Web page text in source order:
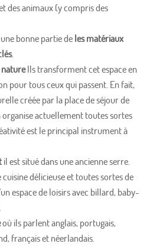
des animaux (y compris des
bonne partie de les matériaux
.
Ils transforment cet espace en
pour tous ceux qui passent. En fait,
créée par la place de séjour de
organise actuellement toutes sortes
est le principal instrument à
il est situé dans une ancienne serre.
cuisine délicieuse et toutes sortes de
espace de loisirs avec billard, baby-
où ils parlent anglais, portugais,
français et néerlandais.